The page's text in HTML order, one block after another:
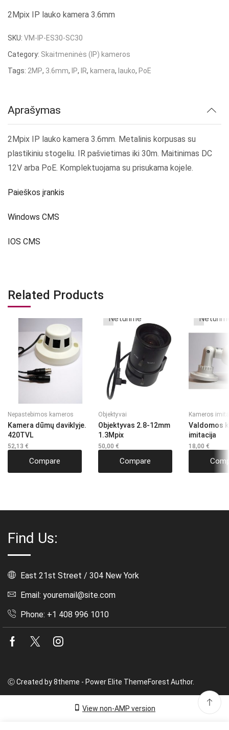
2Mpix IP lauko kamera 3.6mm
SKU: VM-IP-ES30-SC30
Category: Skaitmeninės (IP) kameros
Tags: 2MP, 3.6mm, IP, IR, kamera, lauko, PoE
Aprašymas
2Mpix IP lauko kamera 3.6mm. Metalinis korpusas su
plastikiniu stogeliu. IR pašvietimas iki 30m. Maitinimas DC
12V arba PoE. Komplektuojama su prisukama kojele.
Paieškos įrankis
Windows CMS
IOS CMS
Related Products
Nepastebimos kameros
Kamera dūmų daviklyje.
420TVL
52,13 €
Compare
Neturime
Objektyvai
Objektyvas 2.8-12mm
1.3Mpix
50,00€
Compare
Kameros
Valdomos
imitacija
18,00€
Find Us:
East 21st Street / 304 New York
Email: youremail@site.com
Phone: +1 408 996 1010
Facebook
Twitter
Ⓒ Created by 8theme - Power Elite ThemeForest Author.
View non-AMP version